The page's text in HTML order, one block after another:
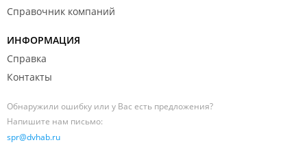
Справочник компаний
ИНФОРМАЦИЯ
Справка
Контакты
Обнаружили ошибку или у Вас есть предложения?
Напишите нам письмо:
spr@dvhab.ru